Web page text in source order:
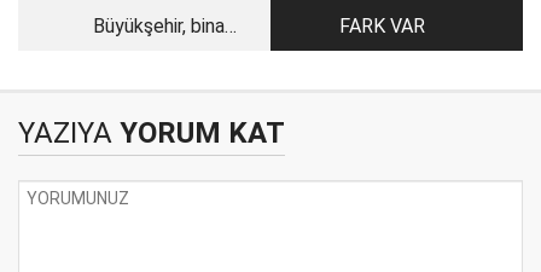
Büyükşehir, bina
FARK VAR
YAZIYA YORUM KAT